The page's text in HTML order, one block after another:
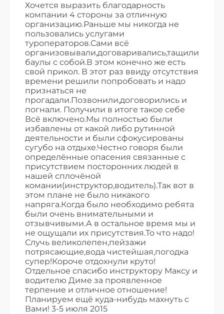
Хочется выразить благодарность
компании 4 стороны за отличную
организацию.Раньше мы никогда не
пользовались услугами
туроператоров.Сами всё
организовывали,договаривались,тащили
баулы с собой.В этом конечно же есть
свой прикол. В этот раз ввиду отсутствия
времени решили попробовать и надо
признаться не
прогадали.Позвонили,договорились и
погнали. Получили в итоге такое себе
Всё включено.Мы полностью были
избавлены от какой либо рутинной
деятельности и были сфокусированы
сугубо на отдыхе.Честно говоря были
определённые опасения связанные с
присутствием посторонних людей в
нашей сплочёной
комании(инструктор,водитель).Так вот в
этом плане не было никакого
напряга.Когда было необходимо ребята
были очень внимательными и
отзывчивыми.А в остальное время мы и
не ощущали их присутствия.То что надо!
Случь великолепен,пейзажи
потрясающие,вода чистейшая,погодка
супер!Короче отдохнули круто!
Отдельное спасибо инструктору Максу и
водителю Диме за проявленное
терпение и отличное отношение!
Планируем ещё куда-нибудь махнуть с
Вами! 3-5 июля 2015